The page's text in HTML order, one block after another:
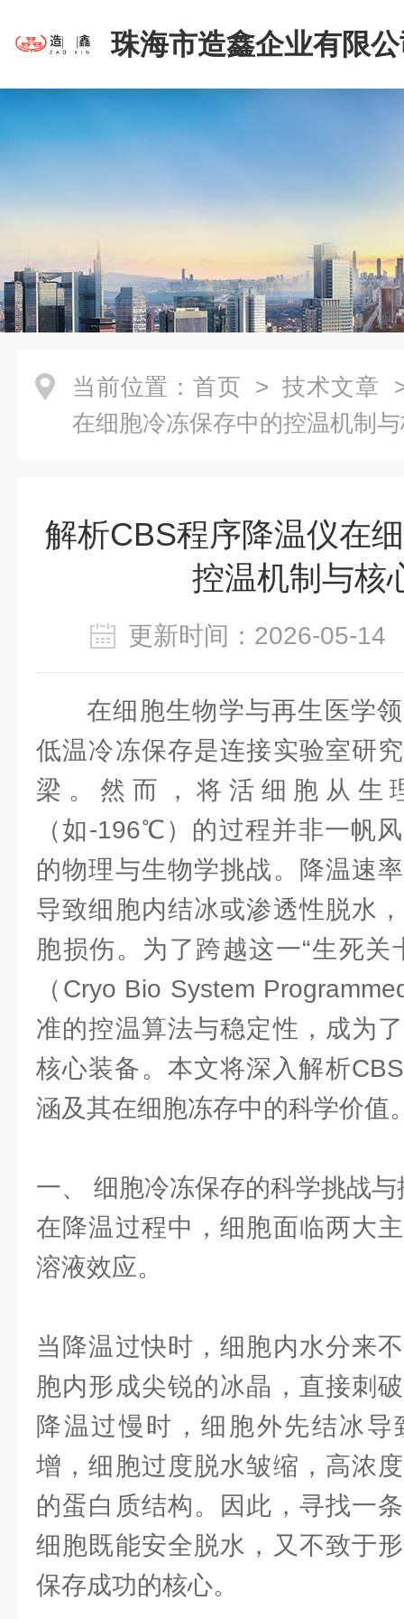
珠海市造鑫企业有限
当前位置： 首页 > 技术文章
在细胞冷冻保存中的控温机制
解析CBS程序降温仪在
控温机制与核
更新时间：2026-05-
在细胞生物学与再生医学
低温冷冻保存是连接实验室研
梁。然而，将活细胞从生
（如-196℃）的过程并非一帆
的物理与生物学挑战。降温速
导致细胞内结冰或渗透性脱水
胞损伤。为了跨越这一“生死关
（Cryo Bio System
准的控温算法与稳定性，成为
核心装备。本文将深入解析
涵及其在细胞冻存中的科学价值
一、 细胞冷冻保存的科学挑战
在降温过程中，细胞面临两大
溶液效应。
当降温过快时，细胞内水分来
胞内形成尖锐的冰晶，直接刺
降温过慢时，细胞外先结冰
增，细胞过度脱水皱缩，高浓
的蛋白质结构。因此，寻找一
细胞既能安全脱水，又不致于
保存成功的核心。